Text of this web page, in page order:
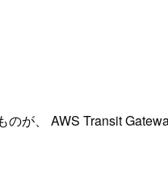
が、 AWS Transit